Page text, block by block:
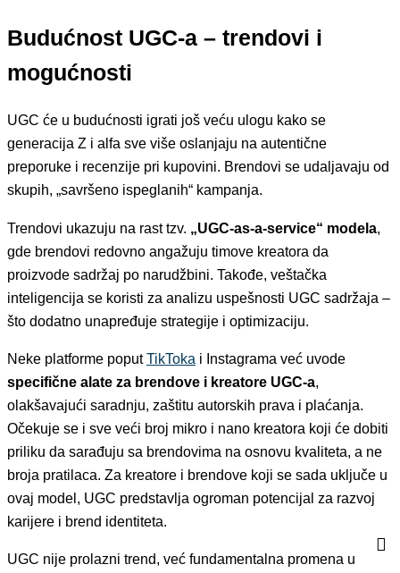
Budućnost UGC-a – trendovi i
mogućnosti
UGC će u budućnosti igrati još veću ulogu kako se
generacija Z i alfa sve više oslanjaju na autentične
preporuke i recenzije pri kupovini. Brendovi se udaljavaju od
skupih, „savršeno ispeglanih“ kampanja.
Trendovi ukazuju na rast tzv. „UGC-as-a-service“ modela
gde brendovi redovno angažuju timove kreatora da
proizvode sadržaj po narudžbini. Takođe, veštačka
inteligencija se koristi za analizu uspešnosti UGC sadržaja –
što dodatno unapređuje strategije i optimizaciju.
Neke platforme poputTikToka i Instagrama već uvode
specifične alate za brendove i kreatore UGC-a,
olakšavajući saradnju, zaštitu autorskih prava i plaćanja.
Očekuje se i sve veći broj mikro i nano kreatora koji će dobiti
priliku da sarađuju sa brendovima na osnovu kvaliteta, a ne
broja pratilaca. Za kreatore i brendove koji se sada uključe u
ovaj model, UGC predstavlja ogroman potencijal za razvoj
karijere i brend identiteta.
UGC nije prolazni trend, već fundamentalna promena u